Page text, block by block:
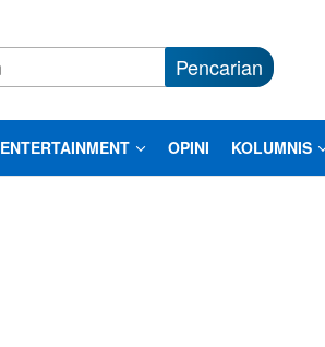
Pencarian
ENTERTAINMENT OPINI KOLUMNIS